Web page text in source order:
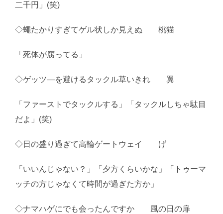
二千円」(笑)
◇蠅たかりすぎてゲル状しか見えぬ 桃猫
「死体が腐ってる」
◇ゲッツ―を避けるタックル草いきれ 翼
「ファーストでタックルする」「タックルしちゃ駄目
だよ」(笑)
◇日の盛り過ぎて高輪ゲートウェイ げ
「いいんじゃない？」「夕方くらいかな」「トゥーマ
ッチの方じゃなくて時間が過ぎた方か」
◇ナマハゲにでも会ったんですか 風の日の扉